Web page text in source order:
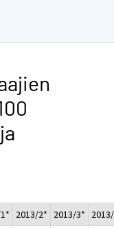
2013/2* 2013/3*